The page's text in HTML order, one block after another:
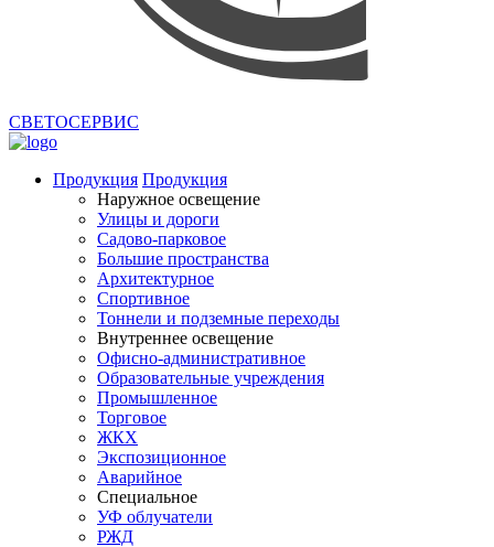
СВЕТОСЕРВИС
Продукция Продукция
Наружное освещение
Улицы и дороги
Садово-парковое
Большие пространства
Архитектурное
Спортивное
Тоннели и подземные переходы
Внутреннее освещение
Офисно-административное
Образовательные учреждения
Промышленное
Торговое
ЖКХ
Экспозиционное
Аварийное
Специальное
УФ облучатели
РЖД